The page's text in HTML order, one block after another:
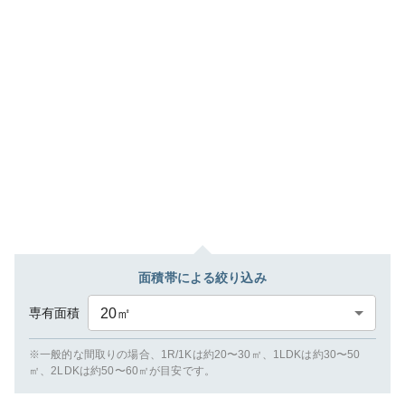
面積帯による絞り込み
専有面積 20㎡
※一般的な間取りの場合、1R/1Kは約20〜30㎡、1LDKは約30〜50
㎡、2LDKは約50〜60㎡が目安です。